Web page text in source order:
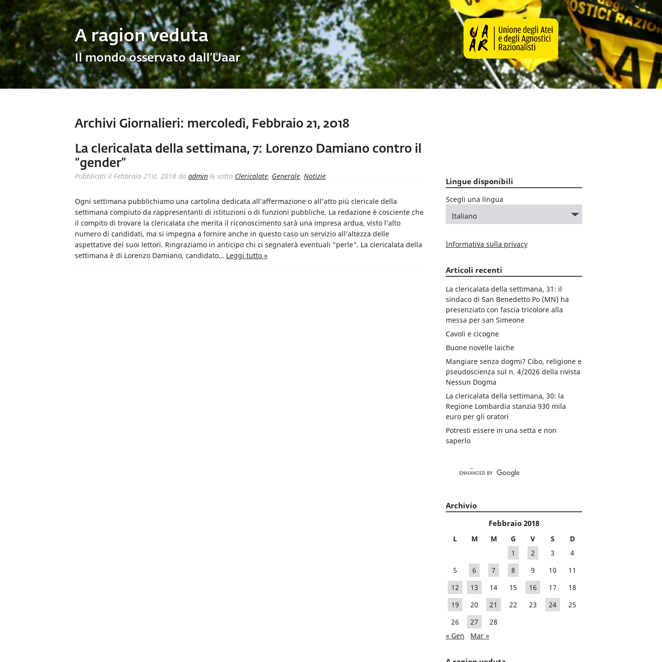
A ragion veduta
Il mondo osservato dall’Uaar
Archivi Giornalieri: mercoledì, Febbraio 21, 2018
La clericalata della settimana, 7: Lorenzo Damiano contro il
“gender”
Pubblicati il Febbraio 21st, 2018 da admin & sotto Clericalate, Generale, Notizie.
Ogni settimana pubblichiamo una cartolina dedicata all’affermazione o all’atto più clericale della
settimana compiuto da rappresentanti di istituzioni o di funzioni pubbliche. La redazione è cosciente che
il compito di trovare la clericalata che merita il riconoscimento sarà una impresa ardua, visto l’alto
numero di candidati, ma si impegna a fornire anche in questo caso un servizio all’altezza delle
aspettative dei suoi lettori. Ringraziamo in anticipo chi ci segnalerà eventuali “perle”. La clericalata della
settimana è di Lorenzo Damiano, candidato… Leggi tutto »
Lingue disponibili
Scegli una lingua
Informativa sulla privacy
Articoli recenti
La clericalata della settimana, 31: il
sindaco di San Benedetto Po (MN) ha
presenziato con fascia tricolore alla
messa per san Simeone
Cavoli e cicogne
Buone novelle laiche
Mangiare senza dogmi? Cibo, religione e
pseudoscienza sul n. 4/2026 della rivista
Nessun Dogma
La clericalata della settimana, 30: la
Regione Lombardia stanzia 930 mila
euro per gli oratori
Potresti essere in una setta e non
saperlo
Archivio
Febbraio 2018
L M M G V S
D
1
2 3
4
5
6 7 8 9 10
11
12
13 14 15 16 17
18
19
20 21 22 23 24
25
26
27
28
« Gen
Mar »